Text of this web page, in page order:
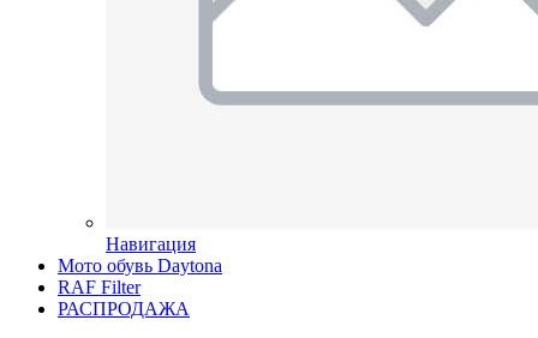
Навигация
Мото обувь Daytona
RAF Filter
РАСПРОДАЖА